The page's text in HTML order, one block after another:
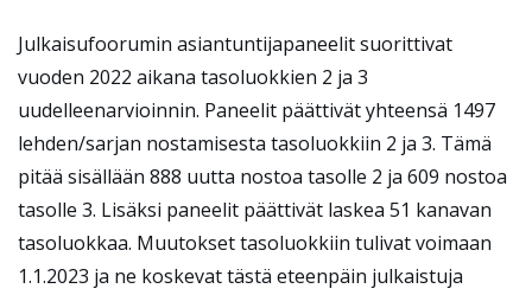
Julkaisufoorumin asiantuntijapaneelit suorittivat
vuoden 2022 aikana tasoluokkien 2 ja 3
uudelleenarvioinnin. Paneelit päättivät yhteensä 1497
lehden/sarjan nostamisesta tasoluokkiin 2 ja 3. Tämä
pitää sisällään 888 uutta nostoa tasolle 2 ja 609 nostoa
tasolle 3. Lisäksi paneelit päättivät laskea 51 kanavan
tasoluokkaa. Muutokset tasoluokkiin tulivat voimaan
1.1.2023 ja ne koskevat tästä eteenpäin julkaistuja